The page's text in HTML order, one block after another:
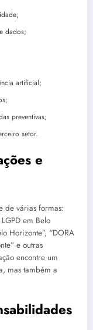
dados;
artificial;
preventivas;
setor.
e
de várias formas:
em Belo
Horizonte”, “DORA
e outras
encontre um
mas também a